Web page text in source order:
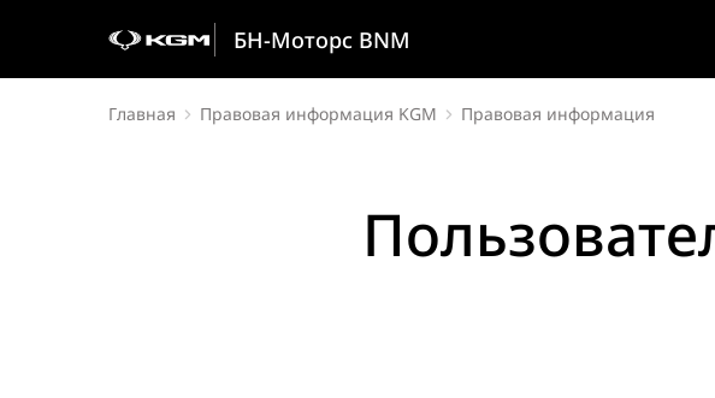
БН-Моторс BNM
Главная Правовая информация KGM Правовая информация